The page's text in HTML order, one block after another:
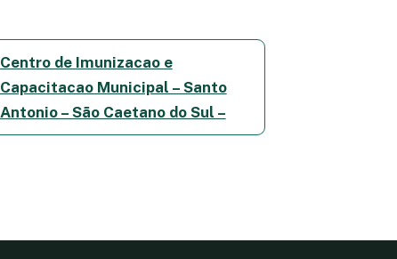
Centro de Imunizacao e
Capacitacao Municipal – Santo
Antonio – São Caetano do Sul –